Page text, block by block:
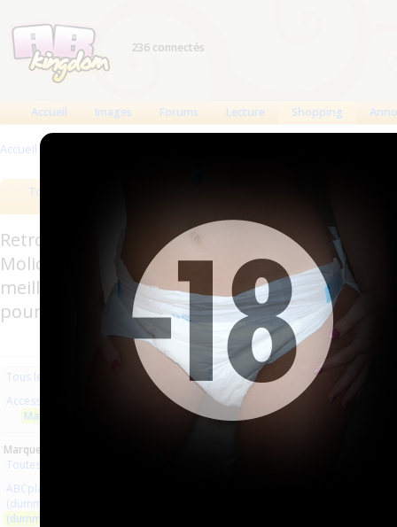
236 connectés
Accueil Images Forums Lecture Shopping
Accueil >
Tous les produits
Retrouverez sur cette page les meilleures
Molicare, Comficare, Confiance, Depend,
meilleurs produits aussi bien pour les
pour l'incontinence.
Tous les produits
Accessoires
Matériel médical
Marques :
Toutes les marques
ABCplaisir
(dummy medical equipment)
(dummy pacifiers)
Les plus récents Trier par nom
Aucun produit trouvé.